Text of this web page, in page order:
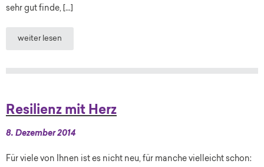
sehr gut finde, […]
weiter lesen
Resilienz mit Herz
8. Dezember 2014
Für viele von Ihnen ist es nicht neu, für manche vielleicht schon: